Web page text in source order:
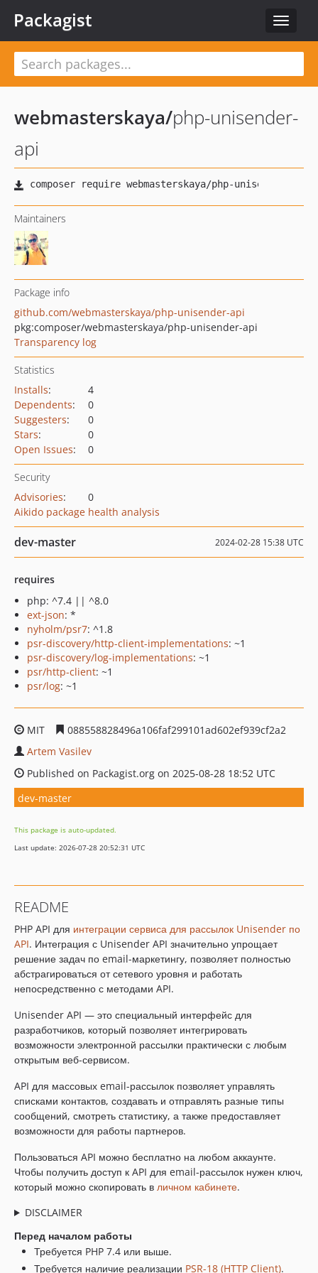
Toggle
Packagist
webmasterskaya/php-unisender-
api
Maintainers
Package info
github.com/webmasterskaya/php-unisender-api
pkg:composer/webmasterskaya/php-unisender-api
Transparency log
Statistics
Installs:
4
Dependents:
0
Suggesters:
0
Stars:
0
Open Issues: 0
Security
Advisories:
0
Aikido package health analysis
dev-master 2024-02-28 15:38 UTC
requires
php: ^7.4 || ^8.0
ext-json: *
nyholm/psr7: ^1.8
psr-discovery/http-client-implementations: ~1
psr-discovery/log-implementations: ~1
psr/http-client: ~1
psr/log: ~1
MIT
088558828496a106faf299101ad602ef939cf2a2
Artem Vasilev
Published on Packagist.org on 2025-08-28 18:52 UTC
dev-master
This package is auto-updated.
Last update: 2026-07-28 20:52:31 UTC
README
PHP API для интеграции сервиса для рассылок Unisender по
API. Интеграция с Unisender API значительно упрощает
решение задач по email-маркетингу, позволяет полностью
абстрагироваться от сетевого уровня и работать
непосредственно с методами API.
Unisender API — это специальный интерфейс для
разработчиков, который позволяет интегрировать
возможности электронной рассылки практически с любым
открытым веб-сервисом.
API для массовых email-рассылок позволяет управлять
списками контактов, создавать и отправлять разные типы
сообщений, смотреть статистику, а также предоставляет
возможности для работы партнеров.
Пользоваться API можно бесплатно на любом аккаунте.
Чтобы получить доступ к API для email-рассылок нужен ключ,
который можно скопировать в личном кабинете.
DISCLAIMER
Перед началом работы
Требуется PHP 7.4 или выше.
Требуется наличие реализации PSR-18 (HTTP Client).